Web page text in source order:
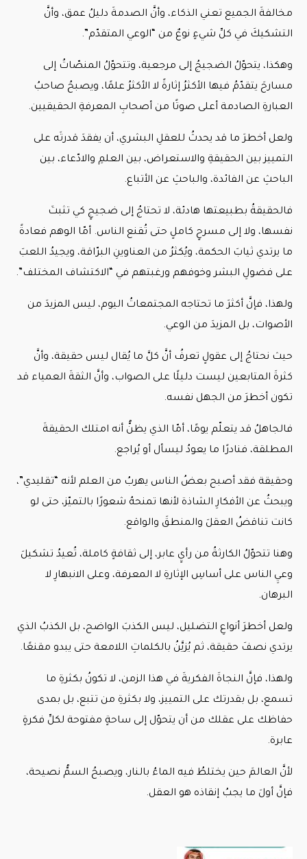
مخالفةَ الجميع تعني الذكاء، وأنَّ الصدمةَ دليلُ عمق، وأنَّ
التشكيكَ في كلِّ شيءٍ نوعٌ من “الوعي المتقدّم”.
وهكذا، يتحوّلُ الضجيجُ إلى مرجعية، وتتحوّلُ المنصّاتُ إلى
مسارحَ يتقدّمُ فيها الأكثرُ إثارةً لا الأكثرُ علمًا، ويصبحُ صاحبُ
العبارةِ الصادمة أعلى صوتًا من أصحابِ المعرفةِ الحقيقيين.
ولعل أخطرَ ما قد يحدثُ للعقلِ البشري، أن يفقدَ قدرتَه على
التمييز بين الحقيقةِ والاستعراض، بين العلمِ والادّعاء، بين
الباحثِ عن الفائدة، والباحثِ عن الأتباع.
فالحقيقةُ بطبيعتها هادئة، لا تحتاجُ إلى ضجيجٍ كي تثبتَ
نفسها، ولا إلى مسرحٍ كاملٍ حتى تُقنع الناس. أمّا الوهم فعادةً
ما يرتدي ثيابَ الحكمة، ويُكثرُ من العناوينِ البرّاقة، ويجيدُ اللعبَ
على فضولِ البشر وخوفهم ورغبتهم في “الاكتشاف المختلف”.
ولهذا، فإنَّ أكثرَ ما تحتاجه المجتمعاتُ اليوم، ليس المزيدَ من
الأصوات، بل المزيدَ من الوعي.
حيث نحتاجُ إلى عقولٍ تعرفُ أنَّ كلَّ ما يُقال ليس حقيقة، وأنَّ
كثرةَ المتابعين ليست دليلًا على الصواب، وأنَّ الثقةَ العمياء قد
تكون أخطرَ من الجهل نفسه.
فالجاهلُ قد يتعلّم يومًا، أمّا الذي يظنُّ أنه امتلك الحقيقةَ
المطلقة، فنادرًا ما يعودُ ليسأل أو يُراجع.
وحقيقة فقد أصبح بعضُ الناس يهربُ من العلم لأنه “تقليدي”،
ويبحثُ عن الأفكارِ الشاذة لأنها تمنحهُ شعورًا بالتميّز، حتى لو
كانت تناقضُ العقلَ والمنطقَ والواقع.
وهنا تتحوّلُ الكارثةُ من رأيٍ عابر، إلى ثقافةٍ كاملة، تُعيدُ تشكيلَ
وعيِ الناس على أساسِ الإثارةِ لا المعرفة، وعلى الانبهارِ لا
البرهان.
ولعل أخطرَ أنواعِ التضليل، ليس الكذبَ الواضح، بل الكذبُ الذي
يرتدي نصفَ حقيقة، ثم يُزيَّنُ بالكلماتِ اللامعة حتى يبدو مقنعًا.
ولهذا، فإنَّ النجاةَ الفكريةَ في هذا الزمن، لا تكونُ بكثرةِ ما
تسمع، بل بقدرتك على التمييز، ولا بكثرةِ من تتبع، بل بمدى
حفاظك على عقلك من أن يتحوّل إلى ساحةٍ مفتوحة لكلِّ فكرةٍ
عابرة.
لأنَّ العالمَ حين يختلطُ فيه الماءُ بالنار، ويصبحُ السمُّ نصيحة،
فإنَّ أولَ ما يجبُ إنقاذه هو العقل.